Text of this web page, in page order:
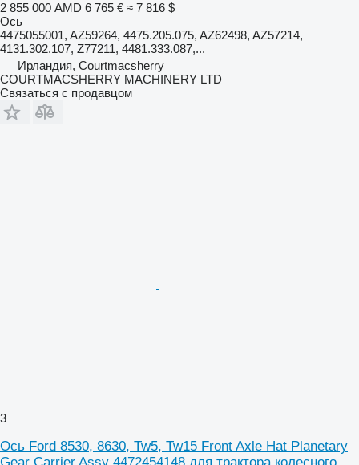
2 855 000 AMD 6 765 € ≈ 7 816 $
Ось
4475055001, AZ59264, 4475.205.075, AZ62498, AZ57214,
4131.302.107, Z77211, 4481.333.087,...
Ирландия, Courtmacsherry
COURTMACSHERRY MACHINERY LTD
Связаться с продавцом
3
Ось Ford 8530, 8630, Tw5, Tw15 Front Axle Hat Planetary